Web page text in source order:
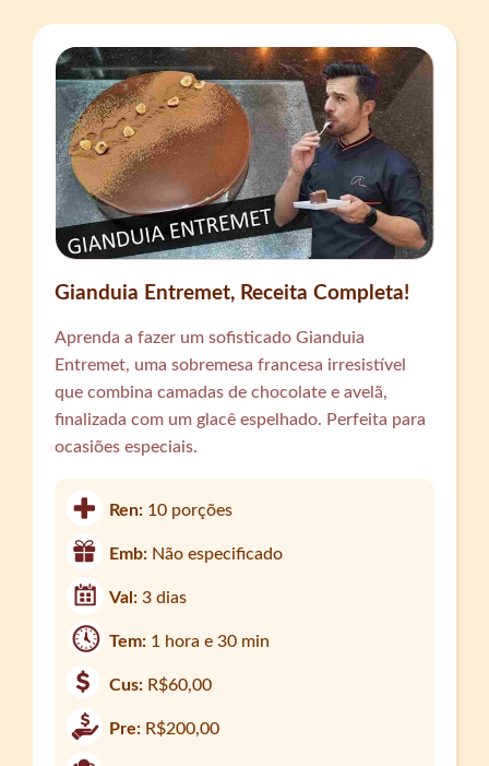
Gianduia Entremet, Receita Completa!
Aprenda a fazer um sofisticado Gianduia
Entremet, uma sobremesa francesa irresistível
que combina camadas de chocolate e avelã,
finalizada com um glacê espelhado. Perfeita para
ocasiões especiais.
Ren: 10 porções
Emb: Não especificado
Val:3 dias
Tem: 1 hora e 30 min
Cus: R$60,00
Pre: R$200,00